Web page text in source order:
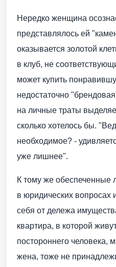
Нередко женщина
представлялось ей
оказывается золотой
в клуб, не
может купить
недостаточно
на личные траты
сколько хотелось бы.
необходимое? -
уже лишнее".
К тому же обеспеченные
в юридических вопросах
себя от дележа
квартира, в которой
постороннего человека,
жена, тоже не